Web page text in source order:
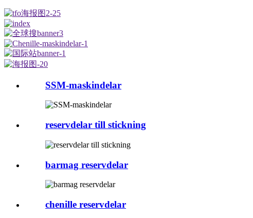
SSM-maskindelar
reservdelar till stickning
barmag reservdelar
chenille reservdelar